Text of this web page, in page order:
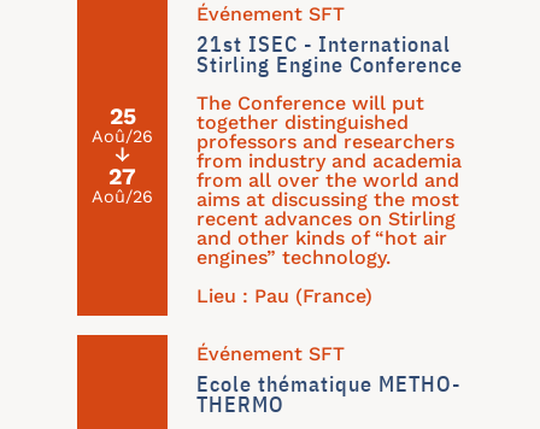
25
Aoû/26
↓
27
Aoû/26
Événement SFT
21st ISEC - International
Stirling Engine Conference
The Conference will put
together distinguished
professors and researchers
from industry and academia
from all over the world and
aims at discussing the most
recent advances on Stirling
and other kinds of “hot air
engines” technology.
Lieu : Pau (France)
Événement SFT
Ecole thématique METHO-
THERMO